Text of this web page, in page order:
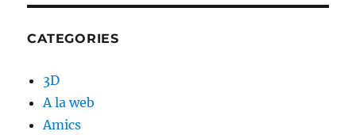
CATEGORIES
3D
A la web
Amics